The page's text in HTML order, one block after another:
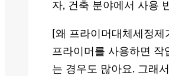
자, 건축 분야에서 사용
[왜 프라이머대체세정제
프라이머를 사용하면 작
는 경우도 많아요. 그래